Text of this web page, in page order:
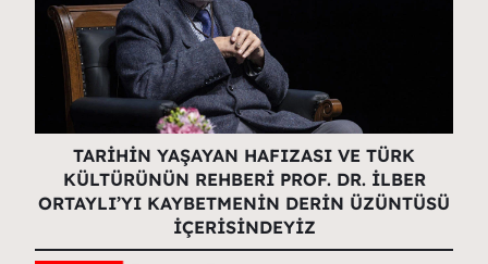
TARİHİN YAŞAYAN HAFIZASI VE TÜRK
KÜLTÜRÜNÜN REHBERİ PROF. DR. İLBER
ORTAYLI’YI KAYBETMENİN DERİN ÜZÜNTÜSÜ
İÇERİSİNDEYİZ